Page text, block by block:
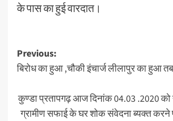
के पास का हुई वारदात।
Post
navigation
Previous:
बिरोध का हुआ ,चौकी इंचार्ज लीलापुर का हुआ
कुण्डा प्रतापगढ़ आज दिनांक 04.03 .2020 को
ग्रामीण सफाई के घर शोक संवेदना ब्यक्त करने